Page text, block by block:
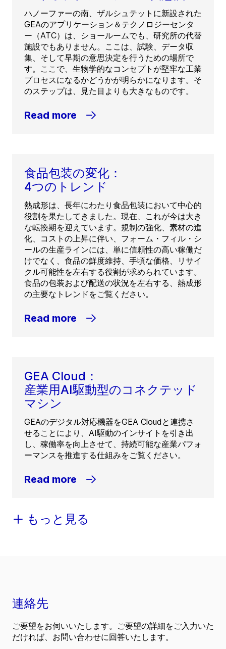
ハノーファーの南、ザルシュテットに新設された
GEAのアプリケーション＆テクノロジーセンタ
ー（ATC）は、ショールームでも、研究所の代替
施設でもありません。ここは、試験、データ収
集、そして早期の意思決定を行うための場所で
す。ここで、生物学的なコンセプトが堅牢な工業
プロセスになるかどうかが明らかになります。そ
のステップは、見た目よりも大きなものです。
Read more
食品包装の変化：
4つのトレンド
熱成形は、長年にわたり食品包装において中心的
役割を果たしてきました。現在、これが今は大き
な転換期を迎えています。規制の強化、素材の進
化、コストの上昇に伴い、フォーム・フィル・シ
ールの生産ラインには、単に信頼性の高い稼働だ
けでなく、食品の鮮度維持、手頃な価格、リサイ
クル可能性を左右する役割が求められています。
食品の包装および配送の状況を左右する、熱成形
の主要なトレンドをご覧ください。
Read more
GEA Cloud：
産業用AI駆動型のコネクテッド
マシン
GEAのデジタル対応機器をGEA Cloudと連携さ
せることにより、AI駆動のインサイトを引き出
し、稼働率を向上させて、持続可能な産業パフォ
ーマンスを推進する仕組みをご覧ください。
Read more
もっと見る
連絡先
ご要望をお伺いいたします。ご要望の詳細をご入力いた
だければ、お問い合わせに回答いたします。